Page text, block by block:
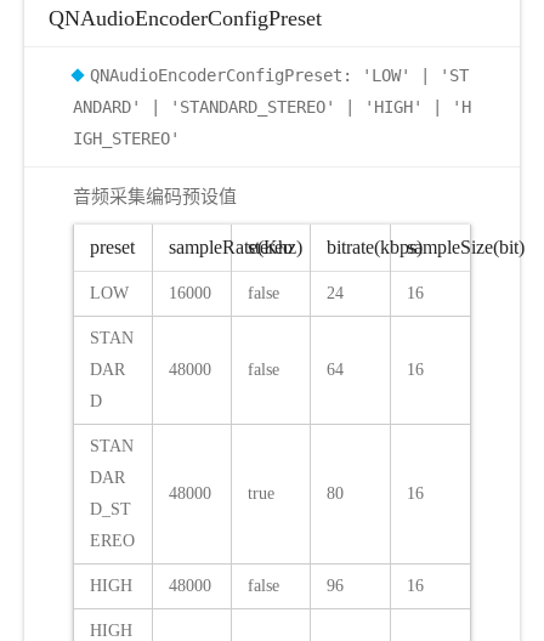
QNAudioEncoderConfigPreset
QNAudioEncoderConfigPreset: 'LOW' | 'ST
ANDARD' | 'STANDARD_STEREO' | 'HIGH' | 'H
IGH_STEREO'
音频采集编码预设值
preset sampleRate(Khz)
stereo bitrate(kbps)sampleSize(bit)
LOW 16000 false 24 16
STAN
DAR
D
48000 false 64 16
STAN
DAR
D_ST
EREO
48000 true 80 16
HIGH 48000 false 96 16
HIGH